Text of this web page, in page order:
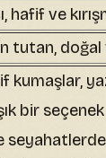
hafif ve
tutan,
kumaşlar,
bir